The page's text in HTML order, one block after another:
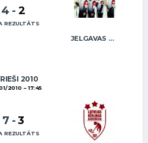
JELGAVAS MAIZNIEKS
4 - 2
REZULTĀTS
2010
2010 17:45
7 -3
REZULTĀTS